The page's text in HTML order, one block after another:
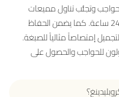
وتجنُّب تناول مميعات
الدم، الكحول، والكافيين لمدة لا تقل عن 24 ساعة. كما يضمن الحفاظ
إمتصاصاً مثالياً للصبغة.
للحواجب والحصول على